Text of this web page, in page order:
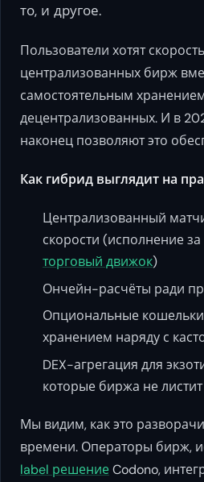
то, и другое.
Пользователи хотят
централизованных бирж
самостоятельным
децентрализованных. И в
наконец позволяют это
Как гибрид выглядит на
Централизованный
скорости (исполнение
торговый движок)
Ончейн-расчёты ради
Опциональные
хранением наряду с
DEX-агрегация для
которые биржа не
Мы видим, как это
времени. Операторы бирж,
label решениеCodono,